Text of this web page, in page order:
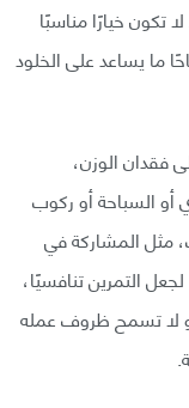
تكون خيارًا مناسبًا
ما يساعد على الخلود
فقدان الوزن،
السباحة أو ركوب
مثل المشاركة في
التمرين تنافسيًا،
لا تسمح ظروف عمله